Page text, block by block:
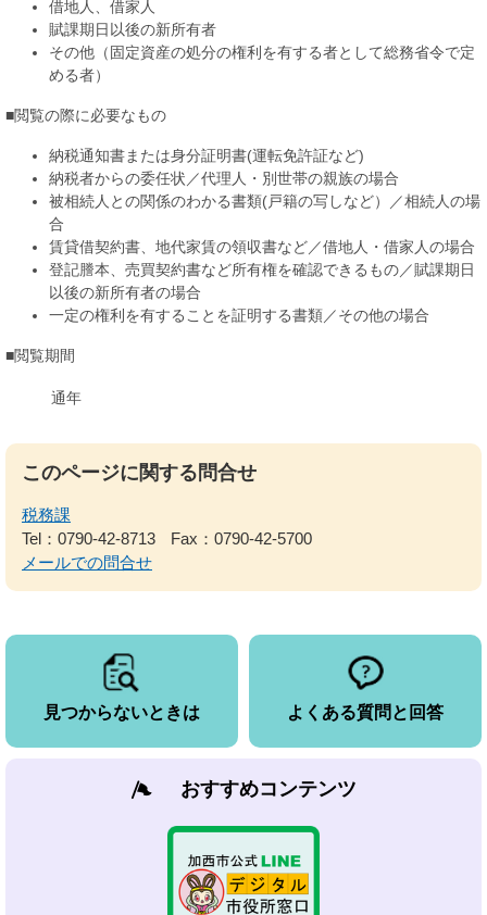
借地人、借家人
賦課期日以後の新所有者
その他（固定資産の処分の権利を有する者として総務省令で定
める者）
■閲覧の際に必要なもの
納税通知書または身分証明書(運転免許証など)
納税者からの委任状／代理人・別世帯の親族の場合
被相続人との関係のわかる書類(戸籍の写しなど）／相続人の場
合
賃貸借契約書、地代家賃の領収書など／借地人・借家人の場合
登記謄本、売買契約書など所有権を確認できるもの／賦課期日
以後の新所有者の場合
一定の権利を有することを証明する書類／その他の場合
■閲覧期間
通年
このページに関する問合せ
税務課
Tel：0790-42-8713
Fax：0790-42-5700
メールでの問合せ
見つからないときは よくある質問と回答
おすすめコンテンツ